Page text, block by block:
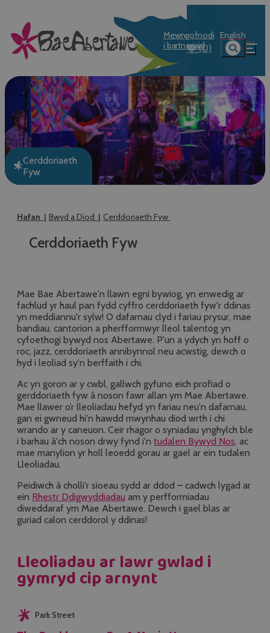
Mewngofnodi
i bartneriaid
English
(0)
Cerddoriaeth
Fyw
Hafan Bwyd a Diod Cerddoriaeth Fyw
Cerddoriaeth Fyw
Mae Bae Abertawe'n llawn egni bywiog, yn enwedig ar
fachlud yr haul pan fydd cyffro cerddoriaeth fyw'r ddinas
yn meddiannu'r sylw! O dafarnau clyd i fariau prysur, mae
bandiau, cantorion a pherfformwyr lleol talentog yn
cyfoethogi bywyd nos Abertawe. P'un a ydych yn hoff o
roc, jazz, cerddoriaeth annibynnol neu acwstig, dewch o
hyd i leoliad sy'n berffaith i chi.
Ac yn goron ar y cwbl, gallwch gyfuno eich profiad o
gerddoriaeth fyw â noson fawr allan ym Mae Abertawe.
Mae llawer o’r lleoliadau hefyd yn fariau neu'n dafarnau,
gan ei gwneud hi'n hawdd mwynhau diod wrth i chi
wrando ar y caneuon. Ceir rhagor o syniadau ynghylch ble
i barhau â'ch noson drwy fynd i'n tudalen Bywyd Nos, ac
mae manylion yr holl leoedd gorau ar gael ar ein tudalen
Lleoliadau.
Peidiwch â cholli'r sioeau sydd ar ddod – cadwch lygad ar
ein Rhestr Ddigwyddiadau am y perfformiadau
diweddaraf ym Mae Abertawe. Dewch i gael blas ar
guriad calon cerddorol y ddinas!
Lleoliadau ar lawr gwlad i
gymryd cip arnynt
Park Street